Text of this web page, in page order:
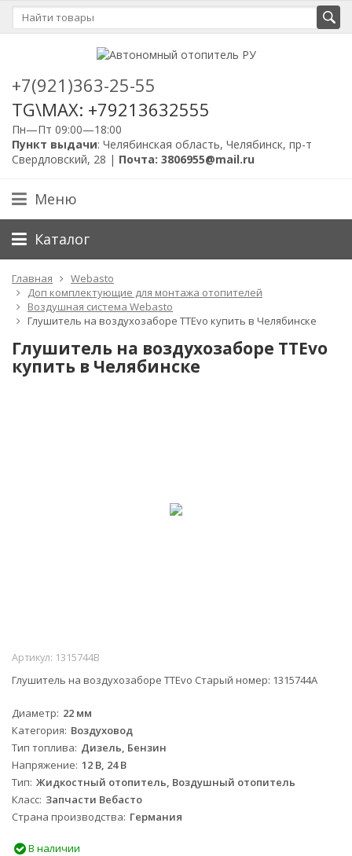
+7(921)363-25-55
TG\MAX: +79213632555
Пн—Пт 09:00—18:00
Пункт выдачи: Челябинская область, Челябинск, пр-т
Свердловский, 28 | Почта: 3806955@mail.ru
Меню
Каталог
Главная
Webasto
Доп комплектующие для монтажа отопителей
Воздушная система Webasto
Глушитель на воздухозаборе TTEvo купить в Челябинске
Глушитель на воздухозаборе TTEvo
купить в Челябинске
Артикул: 1315744B
Глушитель на воздухозаборе TTEvo Старый номер: 1315744A
Диаметр 22 мм
Категория Воздуховод
Тип топлива Дизель, Бензин
Напряжение 12 В, 24 В
Тип Жидкостный отопитель, Воздушный отопитель
Класс Запчасти Вебасто
Страна производства Германия
В наличии